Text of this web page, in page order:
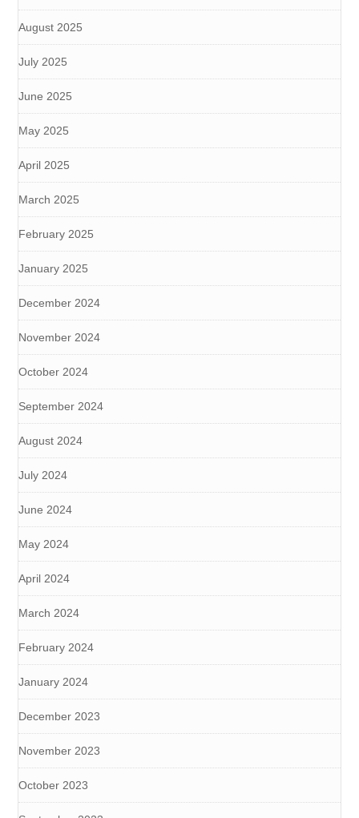
August 2025
July 2025
June 2025
May 2025
April 2025
March 2025
February 2025
January 2025
December 2024
November 2024
October 2024
September 2024
August 2024
July 2024
June 2024
May 2024
April 2024
March 2024
February 2024
January 2024
December 2023
November 2023
October 2023